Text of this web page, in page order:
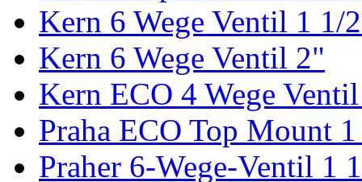
Kern 6 Wege Ventil 1 1/
Kern 6 Wege Ventil 2"
Kern ECO 4 Wege
Praha ECO Top Mount
Praher 6-Wege-Ventil 1